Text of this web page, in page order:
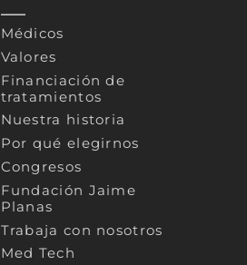
Médicos
Valores
Financiación de
tratamientos
Nuestra historia
Por qué elegirnos
Congresos
Fundación Jaime
Planas
Trabaja con nosotros
Med Tech